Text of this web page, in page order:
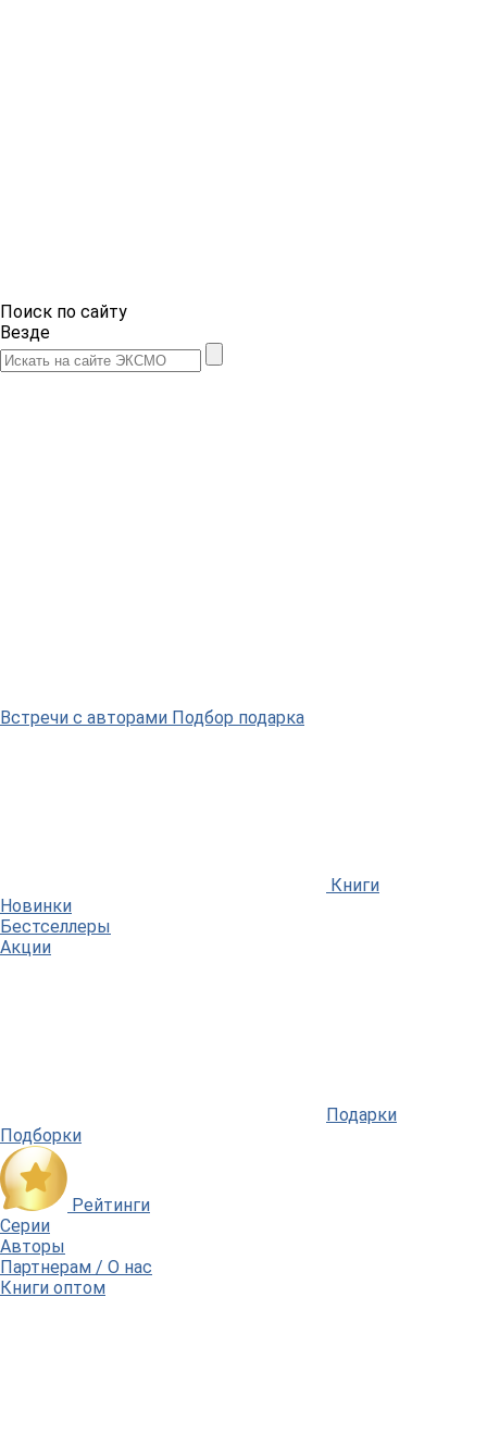
Поиск по сайту
Везде
Встречи с авторами Подбор подарка
Книги
Новинки
Бестселлеры
Акции
Подарки
Подборки
Рейтинги
Серии
Авторы
Партнерам / О нас
Книги оптом